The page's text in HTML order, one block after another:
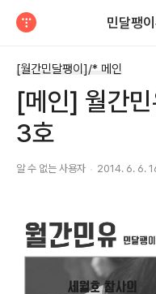
민달팽
[월간민달팽이]/* 메인
[메인] 월간
3호
알 수 없는 사용자 2014. 6. 6.